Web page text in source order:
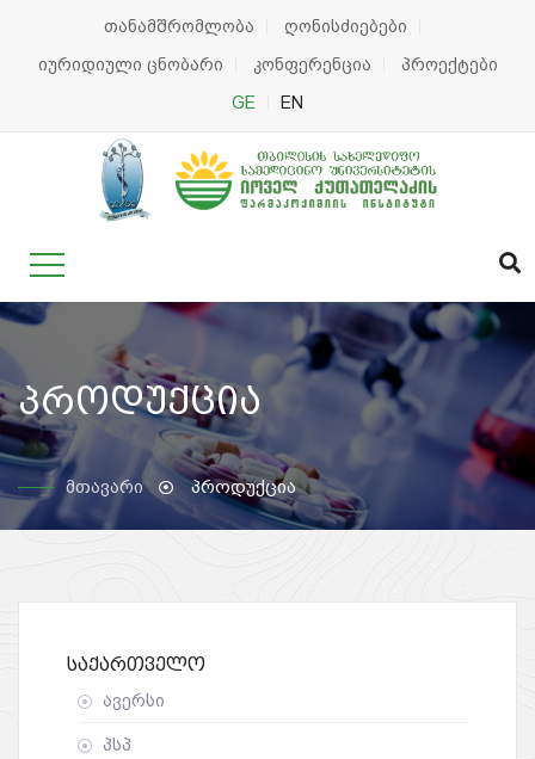
თანამშრომლობა
ღონისძიებები
იურიდიული ცნობარი
კონფერენცია
პროექტები
GE
EN
პროდუქცია
მთავარი პროდუქცია
Საქართველო
ავერსი
პსპ